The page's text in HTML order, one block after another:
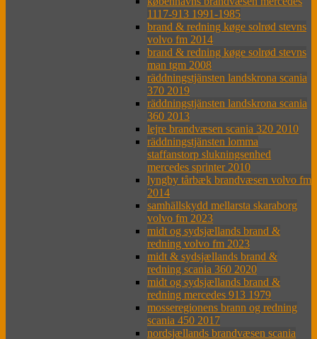
1117-913 1991-1985
brand & redning køge solrød stevns
volvo fm 2014
brand & redning køge solrød stevns
man tgm 2008
räddningstjänsten landskrona scania
370 2019
räddningstjänsten landskrona scania
360 2013
lejre brandvæsen scania 320 2010
räddningstjänsten lomma
staffanstorp slukningsenhed
mercedes sprinter 2010
lyngby tårbæk brandvæsen volvo fm
2014
samhällskydd mellarsta skaraborg
volvo fm 2023
midt og sydsjællands brand &
redning volvo fm 2023
midt & sydsjællands brand &
redning scania 360 2020
midt og sydsjællands brand &
redning mercedes 913 1979
mosseregionens brann og redning
scania 450 2017
nordsjællands brandvæsen scania